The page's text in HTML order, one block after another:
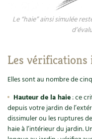
Carnets de saison
Dossier4 saisons
Actualités
Vidéos et podcasts
Conseils vidéo des4
Le “haie” ainsi simulée
Les vérifications
Elles sont au nombre de
Hauteur de la haie: ce
depuis votre jardin de
dissimuler ou les ruptures
haie à l’intérieur du jardin.